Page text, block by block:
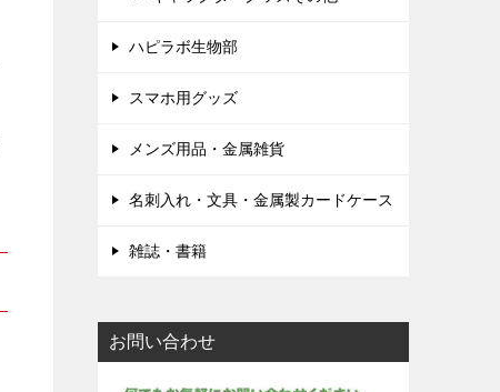
ハピラボ生物部
スマホ用グッズ
メンズ用品・金属雑貨
名刺入れ・文具・金属製カードケース
雑誌・書籍
お問い合わせ